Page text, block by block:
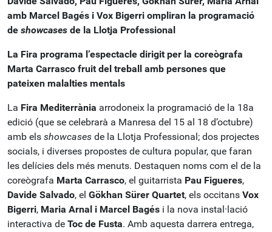
amb Marcel Bagés i Vox Bigerri ompliran la programació
de showcases de la Llotja Professional
La Fira programa l’espectacle dirigit per la coreògrafa
Marta Carrasco fruit del treball amb persones que
pateixen malalties mentals
La Fira Mediterrània arrodoneix la programació de la 18a
edició (que se celebrarà a Manresa del 15 al 18 d’octubre)
amb els showcases de la Llotja Professional; dos projectes
socials, i diverses propostes de cultura popular, que faran
les delícies dels més menuts. Destaquen noms com el de la
coreògrafa Marta Carrasco, el guitarrista Pau Figueres,
Davide Salvado, el Gökhan Sürer Quartet, els occitans Vox
Bigerri, Maria Arnal i Marcel Bagés i la nova instal·lació
interactiva de Toc de Fusta. Amb aquesta darrera entrega,